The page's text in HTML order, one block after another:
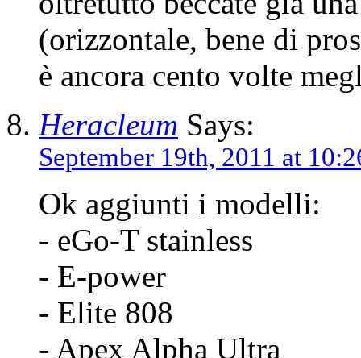
(orizzontale, bene di
è ancora cento volte
Heracleum Says:
September 19th, 2011 at
Ok aggiunti i modelli:
- eGo-T stainless
- E-power
- Elite 808
- Apex Alpha Ultra